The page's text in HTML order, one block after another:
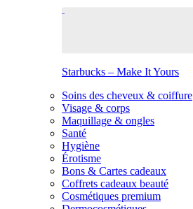
Starbucks – Make It Yours
Soins des cheveux & coiffure
Visage & corps
Maquillage & ongles
Santé
Hygiène
Érotisme
Bons & Cartes cadeaux
Coffrets cadeaux beauté
Cosmétiques premium